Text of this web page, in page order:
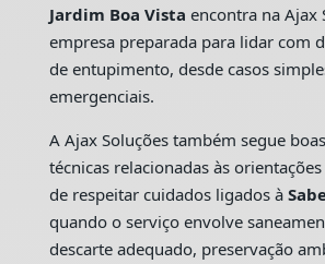
Jardim Boa Vista encontra na Ajax
empresa preparada para lidar com
de entupimento, desde casos
emergenciais.
A Ajax Soluções também segue
técnicas relacionadas às
de respeitar cuidados ligados à
quando o serviço envolve
descarte adequado, preservação